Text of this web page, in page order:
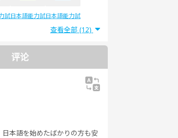
試日本語能力試日本語能力試
験2級
查看全部 (12)
评论
本語を始めたばかりの方も安